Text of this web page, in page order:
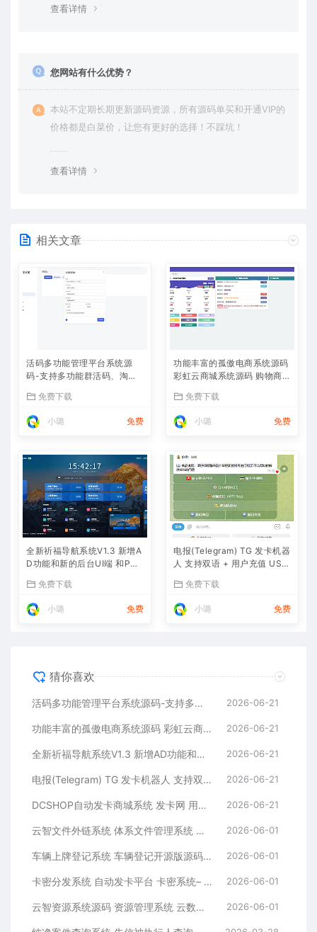
查看详情
您网站有什么优势？
本站不定期长期更新源码资源，所有源码单买和开通VIP的
价格都是白菜价，让您有更好的选择！不踩坑！
查看详情
相关文章
活码多功能管理平台系统源
码-支持多功能群活码、淘宝
址等免费下载
小璐 免费
功能丰富的孤傲电商系统源码
彩虹云商城系统源码 购物商场
免费下载
小璐 免费
全新祈福导航系统V1.3 新增A
D功能和新的后台UI端 和PHP
免费下载
小璐 免费
电报(Telegram) TG 发卡机器
人 支持双语 + 用户充值 USD
免费下载
小璐 免费
猜你喜欢
活码多功能管理平台系统源码-支持多功能群活码、淘宝客、渠道码、分享卡片、短网址等 2026-06-21
功能丰富的孤傲电商系统源码 彩虹云商城系统源码 购物商场源码视觉享受 2026-06-21
全新祈福导航系统V1.3 新增AD功能和新的后台UI端 和PHP版本等 2026-06-21
电报(Telegram) TG 发卡机器人 支持双语 + 用户充值 USDT/双语言(独角数版本) 2026-06-21
DCSHOP自动发卡商城系统 发卡网 用户可开通分店分销 支持实物发货 自带博客功能 2026-06-21
云智文件外链系统 体系文件管理系统 多用户版本 2026-06-01
车辆上牌登记系统 车辆登记开源版源码 车辆登记管理系统源码 2026-06-01
卡密分发系统 自动发卡平台 卡密系统– 附后台管理 2026-06-01
云智资源系统源码 资源管理系统 云数据管理平台– 带支付/积分商城/广告 2026-06-01